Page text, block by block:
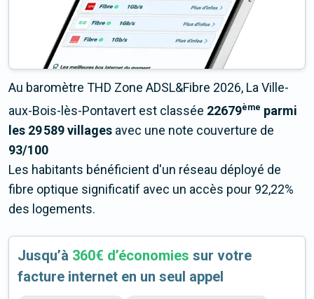
Au baromètre THD Zone ADSL&Fibre 2026, La Ville-
aux-Bois-lès-Pontavert est classée 22679ème parmi
les 29 589 villages avec une note couverture de
93/100
Les habitants bénéficient d'un réseau déployé de
fibre optique significatif avec un accès pour 92,22%
des logements.
Jusqu’à 360€ d’économies sur votre
facture internet en un seul appel